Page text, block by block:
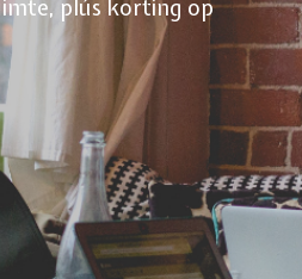
plús korting op